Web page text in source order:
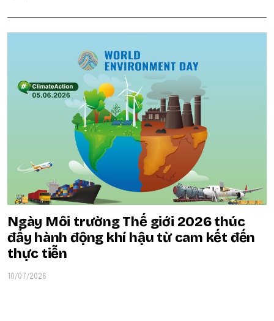
Ngày Môi trường Thế giới 2026 thúc
đẩy hành động khí hậu từ cam kết đến
thực tiễn
10/07/2026